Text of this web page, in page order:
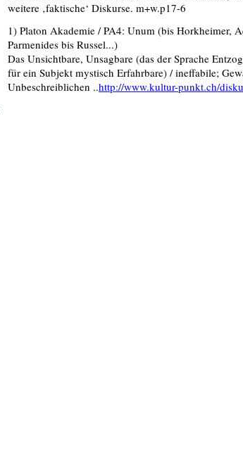
weitere ‚faktische‘ Diskurse. m+w.p17-6
1) Platon Akademie / PA4: Unum (bis Horkheimer,
Parmenides bis Russel...)
Das Unsichtbare, Unsagbare (das der Sprache
für ein Subjekt mystisch Erfahrbare) / ineffabile;
Unbeschreiblichen ..http://www.kultur-punkt.ch/